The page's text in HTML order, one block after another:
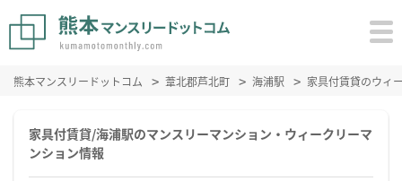
熊本マンスリードットコム 葦北郡芦北町 海浦駅 家具付賃貸のウィ
家具付賃貸/海浦駅のマンスリーマンション・ウィークリーマ
ンション情報